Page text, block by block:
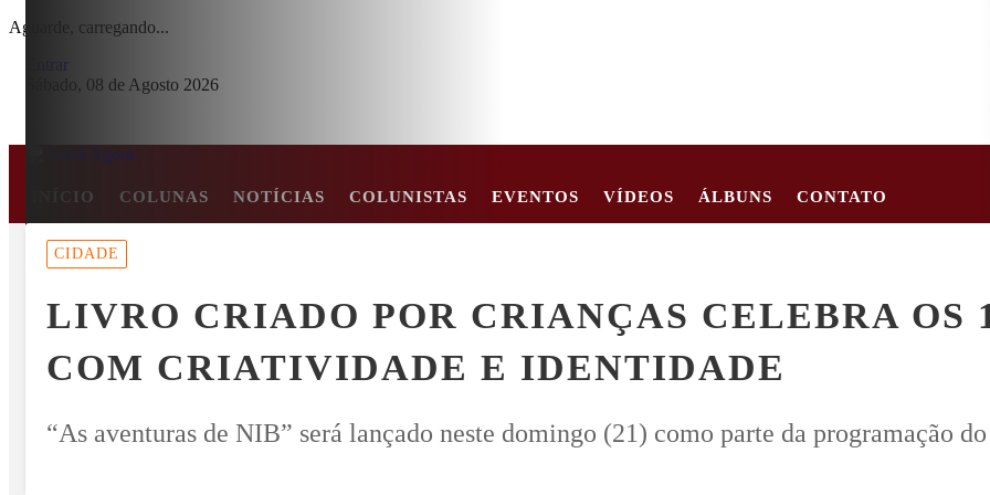
Aguarde, carregando...
Sábado, 08 de Agosto 2026
INÍCIO COLUNAS NOTÍCIAS COLUNISTAS EVENTOS VÍDEOS ÁLBUNS CONTATO
MENU
CIDADE
LIVRO CRIADO POR CRIANÇAS CELEBRA OS
COM CRIATIVIDADE E IDENTIDADE
“As aventuras de NIB” será lançado neste domingo (21) como parte da programação